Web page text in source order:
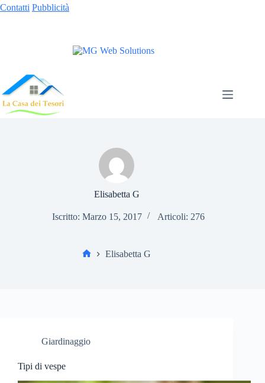
Contatti Pubblicità
Elisabetta G
Iscritto: Marzo 15, 2017 Articoli: 276
Elisabetta G
Giardinaggio
Tipi di vespe